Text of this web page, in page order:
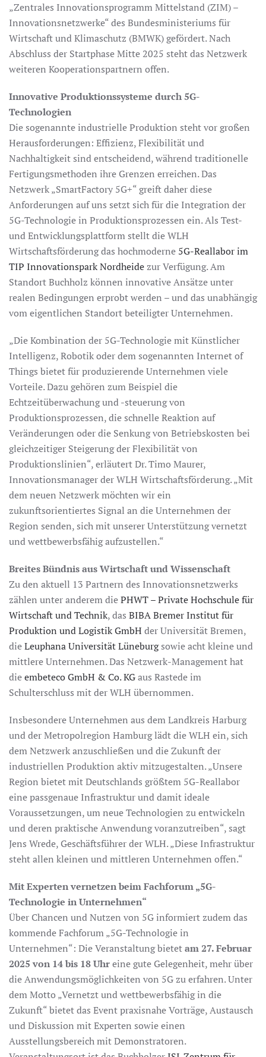
„Zentrales Innovationsprogramm Mittelstand (ZIM) –
Innovationsnetzwerke“ des Bundesministeriums für
Wirtschaft und Klimaschutz (BMWK) gefördert. Nach
Abschluss der Startphase Mitte 2025 steht das Netzwerk
weiteren Kooperationspartnern offen.
Innovative Produktionssysteme durch 5G-
Technologien
Die sogenannte industrielle Produktion steht vor großen
Herausforderungen: Effizienz, Flexibilität und
Nachhaltigkeit sind entscheidend, während traditionelle
Fertigungsmethoden ihre Grenzen erreichen. Das
Netzwerk „SmartFactory 5G+“ greift daher diese
Anforderungen auf uns setzt sich für die Integration der
5G-Technologie in Produktionsprozessen ein. Als Test-
und Entwicklungsplattform stellt die WLH
Wirtschaftsförderung das hochmoderne 5G-Reallabor im
TIP Innovationspark Nordheidezur Verfügung. Am
Standort Buchholz können innovative Ansätze unter
realen Bedingungen erprobt werden – und das unabhängig
vom eigentlichen Standort beteiligter Unternehmen.
„Die Kombination der 5G-Technologie mit Künstlicher
Intelligenz, Robotik oder dem sogenannten Internet of
Things bietet für produzierende Unternehmen viele
Vorteile. Dazu gehören zum Beispiel die
Echtzeitüberwachung und -steuerung von
Produktionsprozessen, die schnelle Reaktion auf
Veränderungen oder die Senkung von Betriebskosten bei
gleichzeitiger Steigerung der Flexibilität von
Produktionslinien“, erläutert Dr. Timo Maurer,
Innovationsmanager der WLH Wirtschaftsförderung. „Mit
dem neuen Netzwerk möchten wir ein
zukunftsorientiertes Signal an die Unternehmen der
Region senden, sich mit unserer Unterstützung vernetzt
und wettbewerbsfähig aufzustellen.“
Breites Bündnis aus Wirtschaft und Wissenschaft
Zu den aktuell 13 Partnern des Innovationsnetzwerks
zählen unter anderem diePHWT – Private Hochschule für
Wirtschaft und Technik, das BIBA Bremer Institut für
Produktion und Logistik GmbH der Universität Bremen,
dieLeuphana Universität Lüneburgsowie acht kleine und
mittlere Unternehmen. Das Netzwerk-Management hat
dieembeteco GmbH & Co. KGaus Rastede im
Schulterschluss mit der WLH übernommen.
Insbesondere Unternehmen aus dem Landkreis Harburg
und der Metropolregion Hamburg lädt die WLH ein, sich
dem Netzwerk anzuschließen und die Zukunft der
industriellen Produktion aktiv mitzugestalten. „Unsere
Region bietet mit Deutschlands größtem 5G-Reallabor
eine passgenaue Infrastruktur und damit ideale
Voraussetzungen, um neue Technologien zu entwickeln
und deren praktische Anwendung voranzutreiben“, sagt
Jens Wrede, Geschäftsführer der WLH. „Diese Infrastruktur
steht allen kleinen und mittleren Unternehmen offen.“
Mit Experten vernetzen beim Fachforum „5G-
Technologie in Unternehmen“
Über Chancen und Nutzen von 5G informiert zudem das
kommende Fachforum „5G-Technologie in
Unternehmen“: Die Veranstaltung bietetam 27. Februar
2025 von 14 bis 18 Uhreine gute Gelegenheit, mehr über
die Anwendungsmöglichkeiten von 5G zu erfahren. Unter
dem Motto „Vernetzt und wettbewerbsfähig in die
Zukunft“ bietet das Event praxisnahe Vorträge, Austausch
und Diskussion mit Experten sowie einen
Ausstellungsbereich mit Demonstratoren.